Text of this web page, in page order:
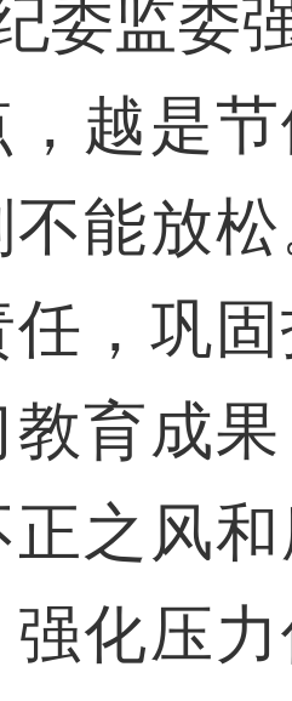
委监委
，越是
不能放
任，巩
教育成
正之风
强化压